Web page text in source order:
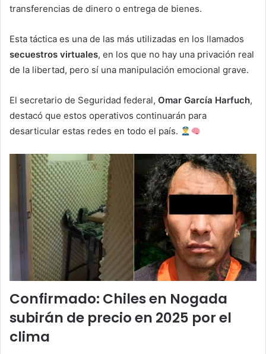
transferencias de dinero o entrega de bienes.
Esta táctica es una de las más utilizadas en los llamados
secuestros virtuales, en los que no hay una privación real
de la libertad, pero sí una manipulación emocional grave.
El secretario de Seguridad federal, Omar García Harfuch,
destacó que estos operativos continuarán para
desarticular estas redes en todo el país.
Confirmado: Chiles en Nogada
subirán de precio en 2025 por el
clima